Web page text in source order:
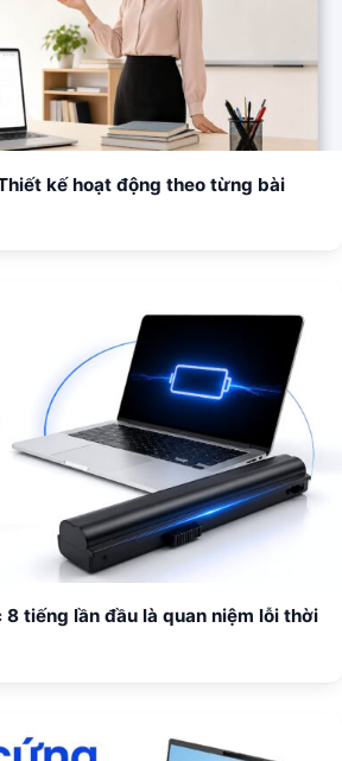
kế hoạt động theo từng bài
8 tiếng lần đầu là quan niệm lỗi thời